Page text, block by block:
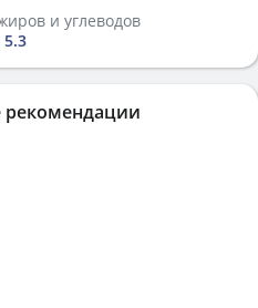
и углеводов
5.3
рекомендации